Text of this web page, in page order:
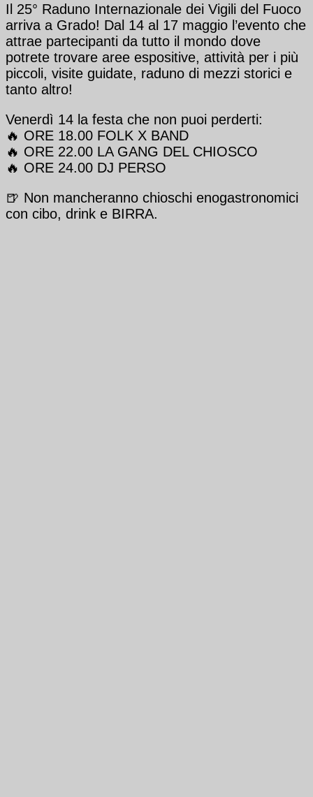
Il 25° Raduno Internazionale dei Vigili del Fuoco
arriva a Grado! Dal 14 al 17 maggio l’evento che
attrae partecipanti da tutto il mondo dove
potrete trovare aree espositive, attività per i più
piccoli, visite guidate, raduno di mezzi storici e
tanto altro!
Venerdì 14 la festa che non puoi perderti:
🔥 ORE 18.00 FOLK X BAND
🔥 ORE 22.00 LA GANG DEL CHIOSCO
🔥 ORE 24.00 DJ PERSO
🍺 Non mancheranno chioschi enogastronomici
con cibo, drink e BIRRA.